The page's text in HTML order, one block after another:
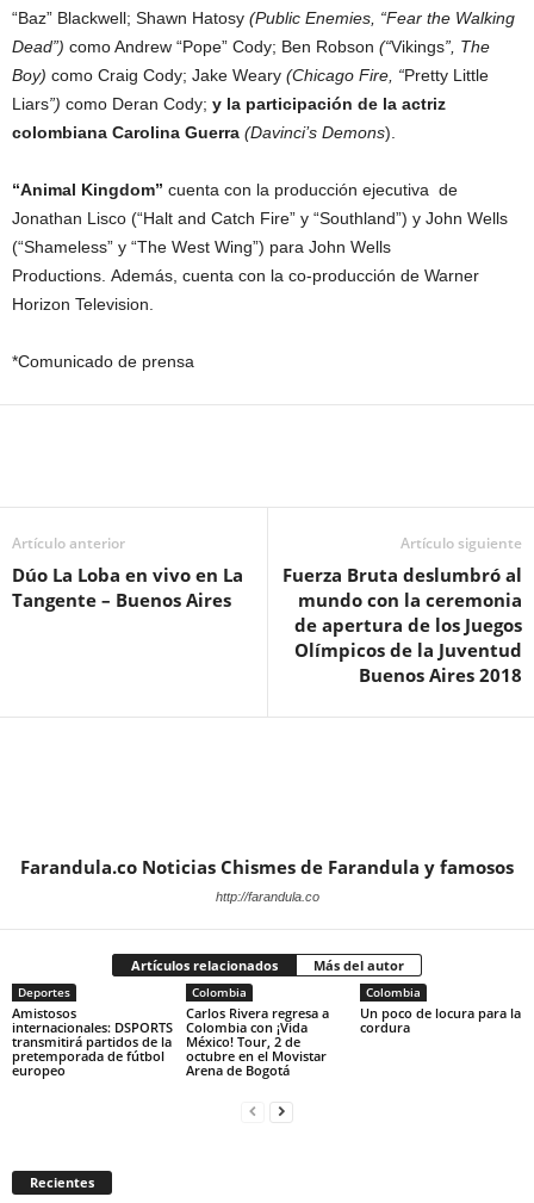
“Baz” Blackwell; Shawn Hatosy (Public Enemies, “Fear the Walking
Dead”) como Andrew “Pope” Cody; Ben Robson (“Vikings”, The
Boy) como Craig Cody; Jake Weary (Chicago Fire, “Pretty Little
Liars”) como Deran Cody; y la participación de la actriz
colombiana Carolina Guerra (Davinci’s Demons).
“Animal Kingdom” cuenta con la producción ejecutiva de
Jonathan Lisco (“Halt and Catch Fire” y “Southland”) y John Wells
(“Shameless” y “The West Wing”) para John Wells
Productions. Además, cuenta con la co-producción de Warner
Horizon Television.
*Comunicado de prensa
Artículo anterior
Dúo La Loba en vivo en La
Tangente – Buenos Aires
Artículo siguiente
Fuerza Bruta deslumbró al
mundo con la ceremonia
de apertura de los Juegos
Olímpicos de la Juventud
Buenos Aires 2018
Farandula.co Noticias Chismes de Farandula y famosos
http://farandula.co
Artículos relacionados Más del autor
Deportes
Amistosos
internacionales: DSPORTS
transmitirá partidos de la
pretemporada de fútbol
europeo
Colombia
Carlos Rivera regresa a
Colombia con ¡Vida
México! Tour, 2 de
octubre en el Movistar
Arena de Bogotá
Colombia
Un poco de locura para la
cordura
Recientes